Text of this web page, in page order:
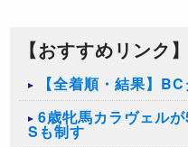
【おすすめリンク】
【全着順・結果】
6歳牝馬カラヴェル
Sも制す